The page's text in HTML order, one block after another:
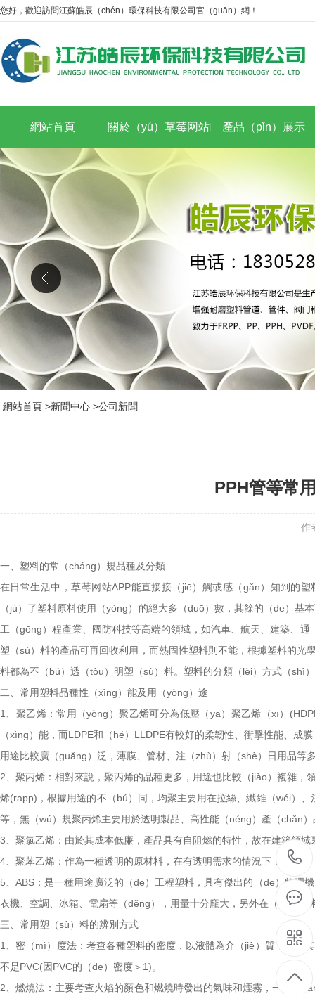
您好，歡迎訪問江蘇皓辰（chén）環保科技有限公司官（guān）網！
網站首頁 關於（yú）草莓网站
APP
產品（pǐn）展示
網站首頁 >新聞中心 >公司新聞
PPH管等常
作
一、塑料的常（cháng）規品種及分類
在日常生活中，草莓网站APP能直接接（jiē）觸或感（gǎn）知到的
（jù）了塑料原料使用（yòng）的絕大多（duō）數，其餘的（de）
工（gōng）程產業、國防科技等高端的領域，如汽車、航天、建築、
塑（sù）料的產品可再回收利用，而熱固性塑料則不能，根據塑料的
料都為不（bú）透（tòu）明塑（sù）料。塑料的分類（lèi）方式（shì
二、常用塑料品種性（xìng）能及用（yòng）途
1、聚乙烯：常用（yòng）聚乙烯可分為低壓（yā）聚乙烯（xī）
（xìng）能，而LDPE和（hé）LLDPE有較好的柔韌性、衝擊性能、
用途比較廣（guǎng）泛，薄膜、管材、注（zhù）射（shè）日用品等
2、聚丙烯：相對來說，聚丙烯的品種更多，用途也比較（jiào）複雜
烯(rapp)，根據用途的不（bú）同，均聚主要用在拉絲、纖維（wéi）
等，無（wú）規聚丙烯主要用於透明製品、高性能（néng）產（chǎn
3、聚氯乙烯：由於其成本低廉，產品具有自阻燃的特性，故在建築領
4、聚苯乙烯：作為一種透明的原材料，在有透明需求的情況下，用途
5、ABS：是一種用途廣泛的（de）工程塑料，具有傑出的（de）物理
衣機、空調、冰箱、電扇等（děng），用量十分龐大，另外在（zài）
三、常用塑（sù）料的辨別方式
1、密（mì）度法：考查各種塑料的密度，以液體為介（jiè）質，檢驗
不是PVC(因PVC的（de）密度＞1)。
2、燃燒法：主要考查火焰的顏色和燃燒時發出的氣味和煙霧，一般（